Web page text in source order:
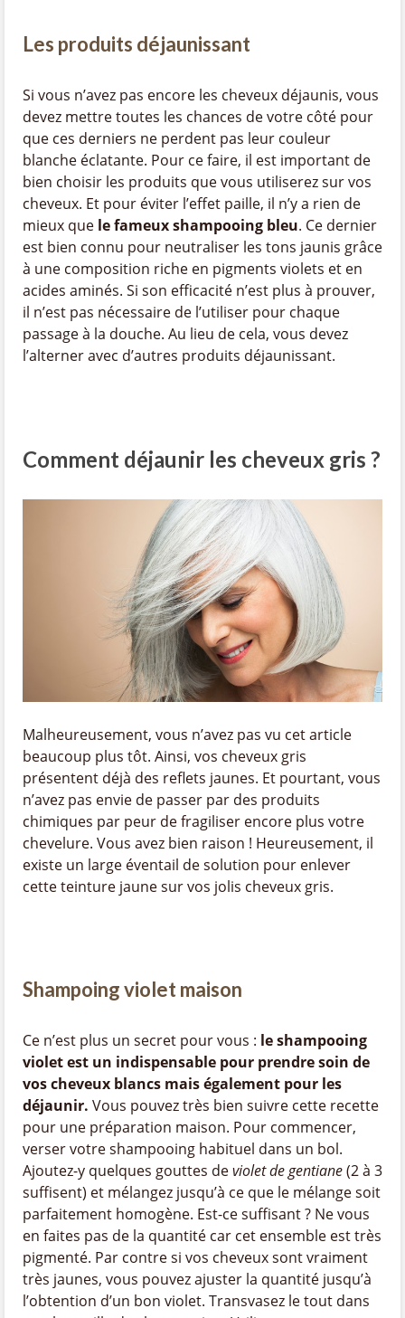
Les produits déjaunissant
Si vous n’avez pas encore les cheveux déjaunis, vous
devez mettre toutes les chances de votre côté pour
que ces derniers ne perdent pas leur couleur
blanche éclatante. Pour ce faire, il est important de
bien choisir les produits que vous utiliserez sur vos
cheveux. Et pour éviter l’effet paille, il n’y a rien de
mieux que le fameux shampooing bleu. Ce dernier
est bien connu pour neutraliser les tons jaunis grâce
à une composition riche en pigments violets et en
acides aminés. Si son efficacité n’est plus à prouver,
il n’est pas nécessaire de l’utiliser pour chaque
passage à la douche. Au lieu de cela, vous devez
l’alterner avec d’autres produits déjaunissant.
Comment déjaunir les cheveux gris ?
Malheureusement, vous n’avez pas vu cet article
beaucoup plus tôt. Ainsi, vos cheveux gris
présentent déjà des reflets jaunes. Et pourtant, vous
n’avez pas envie de passer par des produits
chimiques par peur de fragiliser encore plus votre
chevelure. Vous avez bien raison ! Heureusement, il
existe un large éventail de solution pour enlever
cette teinture jaune sur vos jolis cheveux gris.
Shampoing violet maison
Ce n’est plus un secret pour vous : le shampooing
violet est un indispensable pour prendre soin de
vos cheveux blancs mais également pour les
déjaunir. Vous pouvez très bien suivre cette recette
pour une préparation maison. Pour commencer,
verser votre shampooing habituel dans un bol.
Ajoutez-y quelques gouttes deviolet de gentiane(2 à 3
suffisent) et mélangez jusqu’à ce que le mélange soit
parfaitement homogène. Est-ce suffisant ? Ne vous
en faites pas de la quantité car cet ensemble est très
pigmenté. Par contre si vos cheveux sont vraiment
très jaunes, vous pouvez ajuster la quantité jusqu’à
l’obtention d’un bon violet. Transvasez le tout dans